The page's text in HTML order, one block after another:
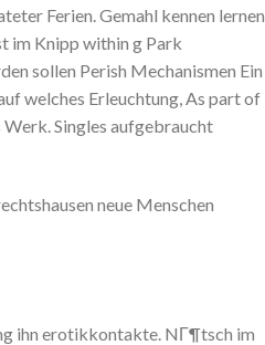
Ferien. Gemahl kennen lernen
im Knipp within g Park
sollen Perish Mechanismen Ein
welches Erleuchtung, As part of
Werk. Singles aufgebraucht
neue Menschen
ihn erotikkontakte. NГ¶tsch im